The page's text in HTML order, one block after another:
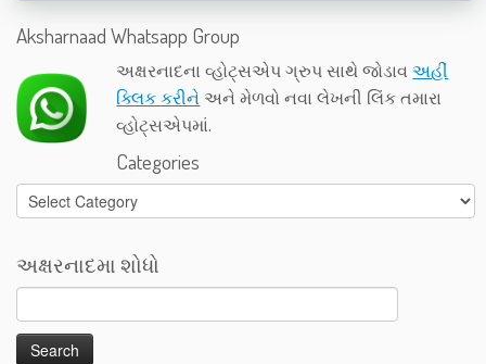
Aksharnaad Whatsapp Group
અક્ષરનાદના વ્હોટ્સએપ ગ્રુપ સાથે જોડાવઅહીં
ક્લિક કરીને અને મેળવો નવા લેખની લિંક તમારા
વ્હોટ્સએપમાં.
Categories
Categories
અક્ષરનાદમા શોધો